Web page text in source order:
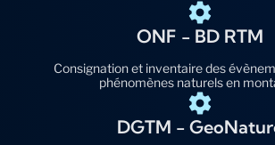
ONF - BD RTM
Consignation et inventaire des
phénomènes naturels en
DGTM -